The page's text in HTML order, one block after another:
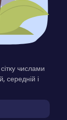
числами
середній і